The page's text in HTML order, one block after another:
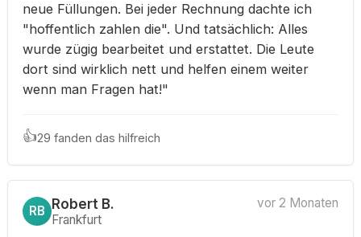
neue Füllungen. Bei jeder Rechnung dachte ich
"hoffentlich zahlen die". Und tatsächlich: Alles
wurde zügig bearbeitet und erstattet. Die Leute
dort sind wirklich nett und helfen einem weiter
wenn man Fragen hat!"
👍29 fanden das hilfreich
RB Robert B.
Frankfurt
vor 2 Monaten